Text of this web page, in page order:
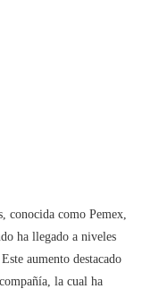
conocida como Pemex,
ha llegado a niveles
aumento destacado
la cual ha